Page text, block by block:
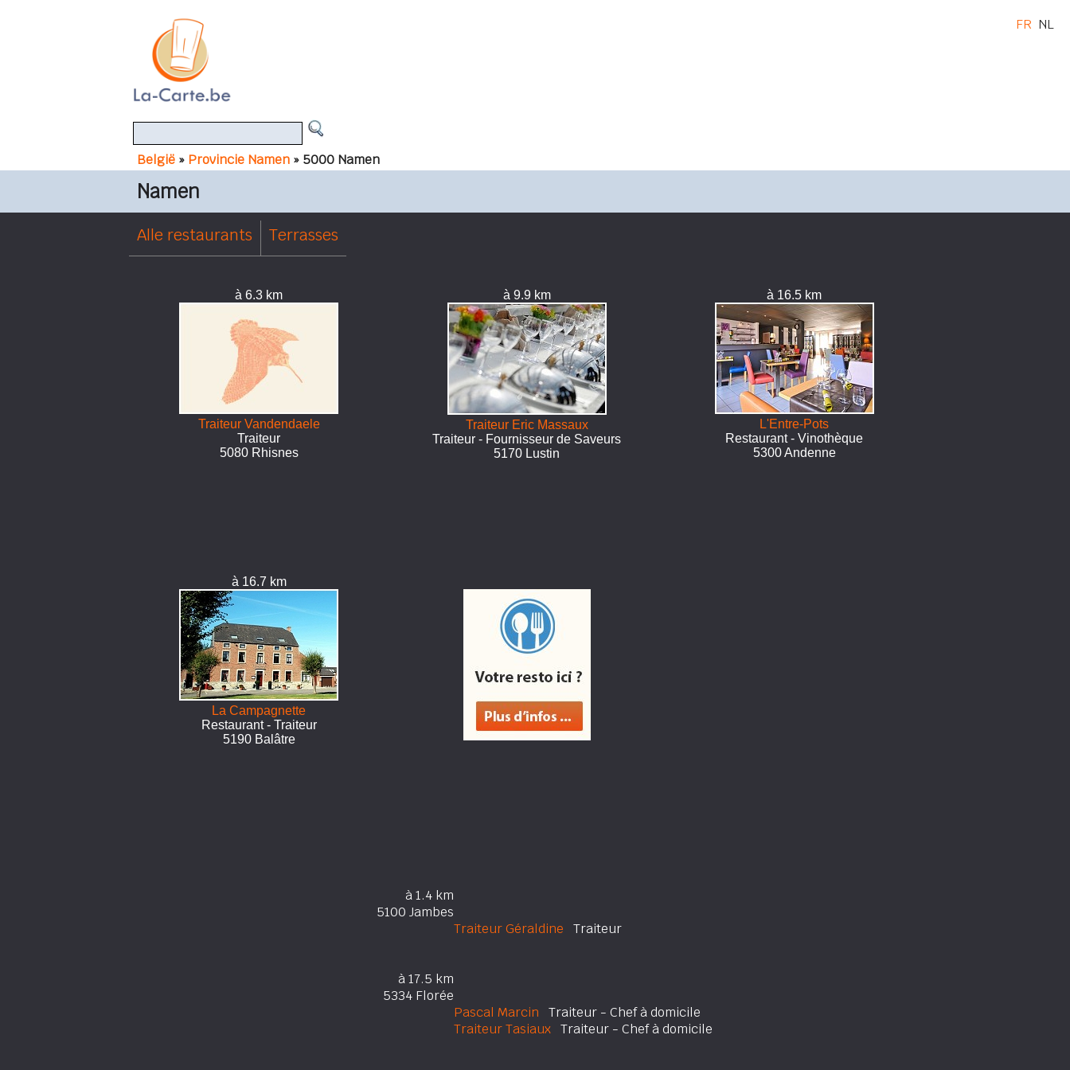
België » Provincie Namen » 5000 Namen
FR NL
Namen
Alle restaurants Terrasses
à 6.3 km
Traiteur Vandendaele
Traiteur
5080 Rhisnes
à 9.9 km
Traiteur Eric Massaux
Traiteur - Fournisseur de Saveurs
5170 Lustin
à 16.5 km
L'Entre-Pots
Restaurant - Vinothèque
5300 Andenne
à 16.7 km
La Campagnette
Restaurant - Traiteur
5190 Balâtre
à 1.4 km
5100 Jambes
Traiteur Géraldine Traiteur
à 17.5 km
5334 Florée
Pascal Marcin Traiteur - Chef à domicile
Traiteur Tasiaux Traiteur - Chef à domicile